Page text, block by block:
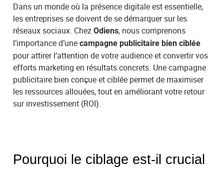
Dans un monde où la présence digitale est essentielle,
les entreprises se doivent de se démarquer sur les
réseaux sociaux. ChezOdiens, nous comprenons
l’importance d’unecampagne publicitaire bien ciblée
pour attirer l’attention de votre audience et convertir vos
efforts marketing en résultats concrets. Une campagne
publicitaire bien conçue et ciblée permet de maximiser
les ressources allouées, tout en améliorant votre retour
sur investissement (ROI).
Pourquoi le ciblage est-il crucial